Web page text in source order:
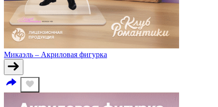
Микаэль – Акриловая фигурка